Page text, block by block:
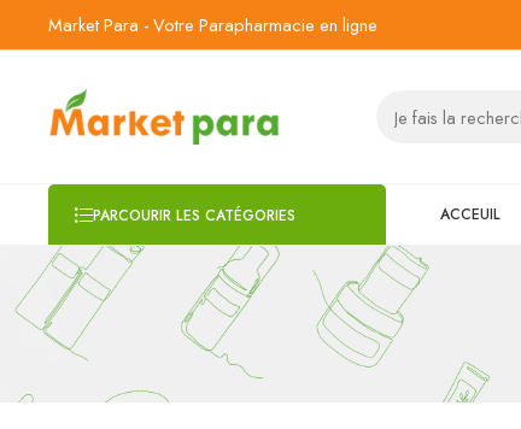
Market Para - Votre Parapharmacie en ligne
PARCOURIR LES CATÉGORIES ACCEUIL